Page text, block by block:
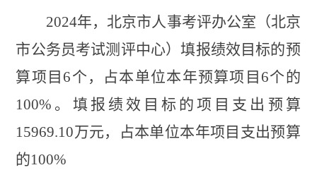
2024年， 北京市人事考评办公室（北京
市公务员考试测评中心）填报绩效目标的预
算项目 6个，占本单位本年预算项目6个的
100%。填报绩效目标的项目支出预算
15969.10万元，占本单位本年项目支出预算
的100%